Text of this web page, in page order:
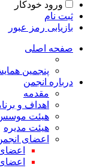
ورود خودکار
ثبت نام
بازیابی رمز عبور
صفحه اصلی
پنجمین
درباره انجمن
مقدمه
اهداف و
هیئت موسس
هیئت مدیره
اعضای انجمن
اعضای
اعضای